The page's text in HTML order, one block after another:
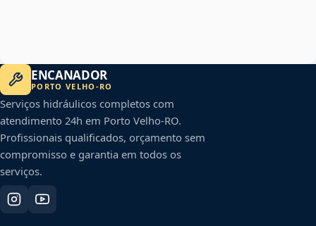
ENCANADOR
PORTO VELHO -RO
Serviços hidráulicos completos com
atendimento 24h em Porto Velho-RO.
Profissionais qualificados, orçamento sem
compromisso e garantia em todos os
serviços.